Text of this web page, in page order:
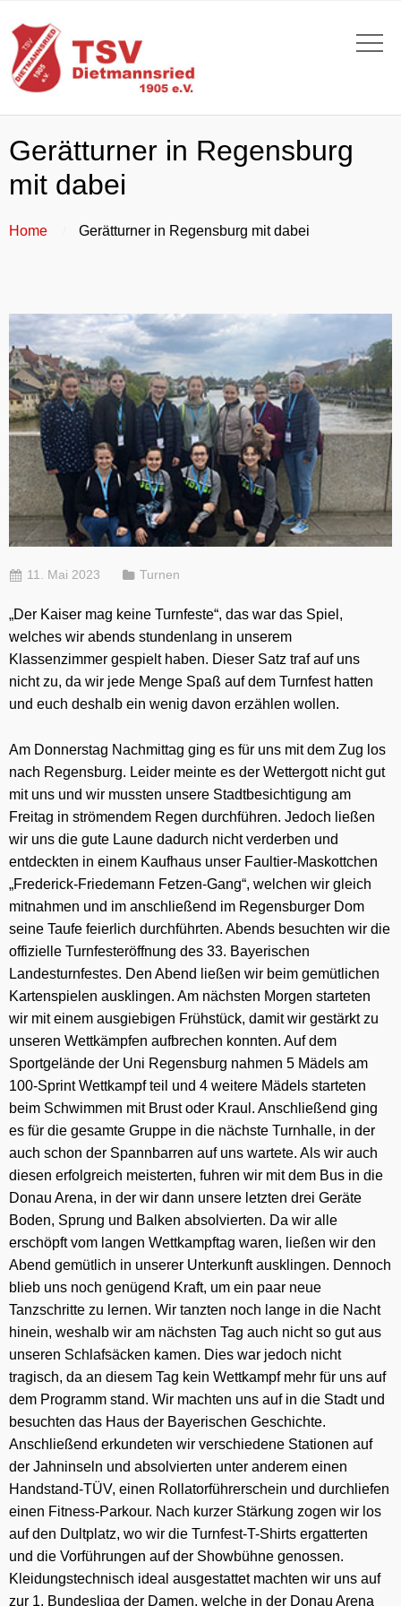
Gerätturner in Regensburg
mit dabei
Home Gerätturner in Regensburg mit dabei
11. Mai 2023 Turnen
„Der Kaiser mag keine Turnfeste“, das war das Spiel,
welches wir abends stundenlang in unserem
Klassenzimmer gespielt haben. Dieser Satz traf auf uns
nicht zu, da wir jede Menge Spaß auf dem Turnfest hatten
und euch deshalb ein wenig davon erzählen wollen.
Am Donnerstag Nachmittag ging es für uns mit dem Zug los
nach Regensburg. Leider meinte es der Wettergott nicht gut
mit uns und wir mussten unsere Stadtbesichtigung am
Freitag in strömendem Regen durchführen. Jedoch ließen
wir uns die gute Laune dadurch nicht verderben und
entdeckten in einem Kaufhaus unser Faultier-Maskottchen
„Frederick-Friedemann Fetzen-Gang“, welchen wir gleich
mitnahmen und im anschließend im Regensburger Dom
seine Taufe feierlich durchführten. Abends besuchten wir die
offizielle Turnfesteröffnung des 33. Bayerischen
Landesturnfestes. Den Abend ließen wir beim gemütlichen
Kartenspielen ausklingen. Am nächsten Morgen starteten
wir mit einem ausgiebigen Frühstück, damit wir gestärkt zu
unseren Wettkämpfen aufbrechen konnten. Auf dem
Sportgelände der Uni Regensburg nahmen 5 Mädels am
100-Sprint Wettkampf teil und 4 weitere Mädels starteten
beim Schwimmen mit Brust oder Kraul. Anschließend ging
es für die gesamte Gruppe in die nächste Turnhalle, in der
auch schon der Spannbarren auf uns wartete. Als wir auch
diesen erfolgreich meisterten, fuhren wir mit dem Bus in die
Donau Arena, in der wir dann unsere letzten drei Geräte
Boden, Sprung und Balken absolvierten. Da wir alle
erschöpft vom langen Wettkampftag waren, ließen wir den
Abend gemütlich in unserer Unterkunft ausklingen. Dennoch
blieb uns noch genügend Kraft, um ein paar neue
Tanzschritte zu lernen. Wir tanzten noch lange in die Nacht
hinein, weshalb wir am nächsten Tag auch nicht so gut aus
unseren Schlafsäcken kamen. Dies war jedoch nicht
tragisch, da an diesem Tag kein Wettkampf mehr für uns auf
dem Programm stand. Wir machten uns auf in die Stadt und
besuchten das Haus der Bayerischen Geschichte.
Anschließend erkundeten wir verschiedene Stationen auf
der Jahninseln und absolvierten unter anderem einen
Handstand-TÜV, einen Rollatorführerschein und durchliefen
einen Fitness-Parkour. Nach kurzer Stärkung zogen wir los
auf den Dultplatz, wo wir die Turnfest-T-Shirts ergatterten
und die Vorführungen auf der Showbühne genossen.
Kleidungstechnisch ideal ausgestattet machten wir uns auf
zur 1. Bundesliga der Damen, welche in der Donau Arena